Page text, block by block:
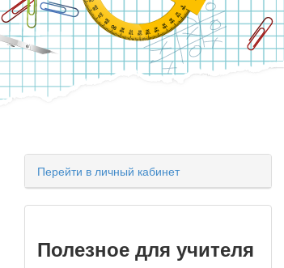
Перейти в личный кабинет
Полезное для учителя